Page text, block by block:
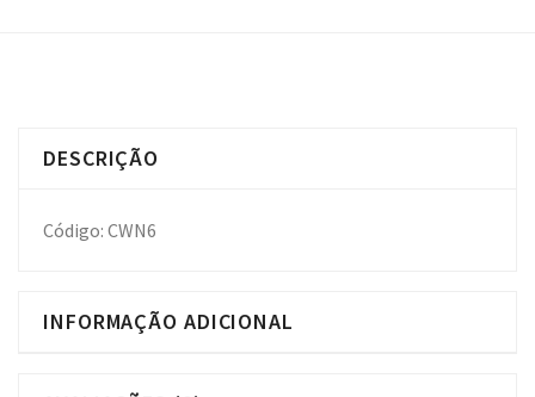
DESCRIÇÃO
Código: CWN6
INFORMAÇÃO ADICIONAL